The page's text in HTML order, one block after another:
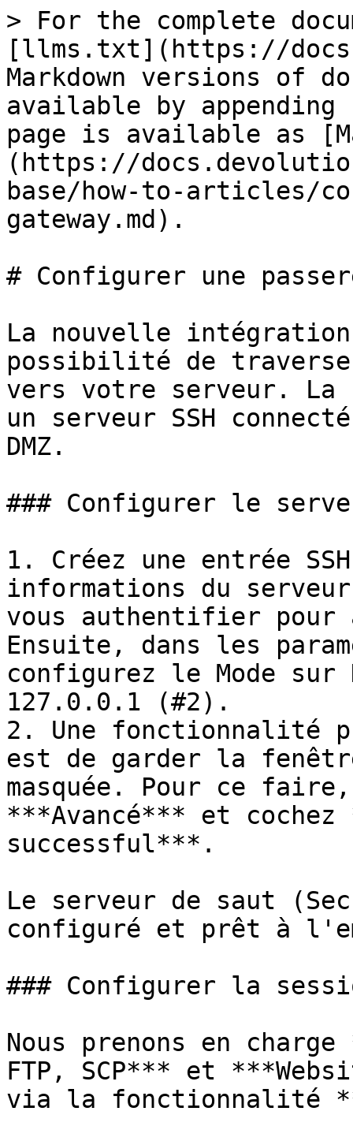
> For the complete
[llms.txt](https://
Markdown versions of
available by
page is available as
(https://
base/how-to-articles/
gateway.md).
# Configurer une
La nouvelle
possibilité de traverser
vers votre serveur.
un serveur SSH
DMZ.
### Configurer le
1. Créez une entrée
informations du
vous authentifier pour
Ensuite, dans les
configurez le Mode sur
127.0.0.1 (#2).
2. Une fonctionnalité
est de garder la
masquée. Pour ce
***Avancé*** et cochez
successful***.
Le serveur de saut
configuré et prêt à
### Configurer la
Nous prenons en
FTP, SCP*** et
via la fonctionnalité